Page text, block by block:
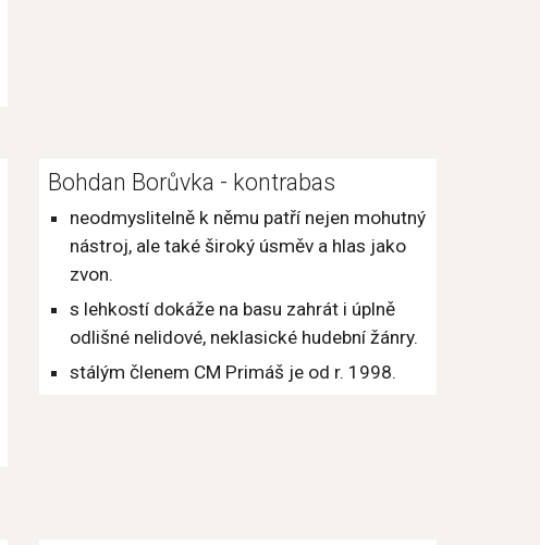
Bohdan Borůvka - kontrabas
neodmyslitelně k němu patří nejen mohutný
nástroj, ale také široký úsměv a hlas jako
zvon.
s lehkostí dokáže na basu zahrát i úplně
odlišné nelidové, neklasické hudební žánry.
stálým členem CM Primáš je od r. 1998.